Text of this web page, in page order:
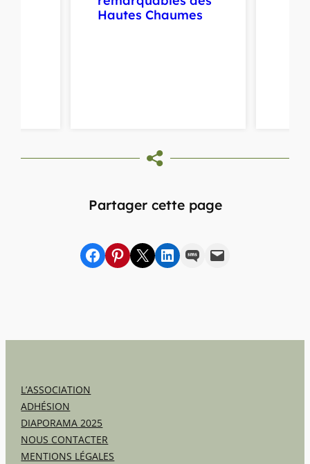
Hautes Chaumes
Partager cette page
Partager sur Facebook
sur Pinterest
sur X sur LinkedIn
par SMSpar e-mail
L’ASSOCIATION
ADHÉSION
DIAPORAMA 2025
NOUS CONTACTER
MENTIONS LÉGALES